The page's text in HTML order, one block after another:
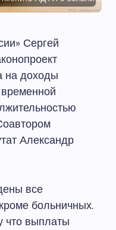
Сергей
на доходы
Александр
все
больничных.
что выплаты